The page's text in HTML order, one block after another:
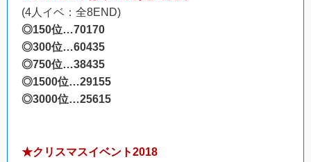
(4人イベ：全8END)
◎150位…70170
◎300位…60435
◎750位…38435
◎1500位…29155
◎3000位…25615
★クリスマスイベント2018